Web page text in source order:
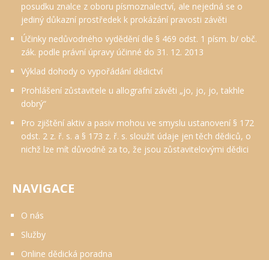
posudku znalce z oboru písmoznalectví, ale nejedná se o
jediný důkazní prostředek k prokázání pravosti závěti
Účinky nedůvodného vydědění dle § 469 odst. 1 písm. b/ obč.
zák. podle právní úpravy účinné do 31. 12. 2013
Výklad dohody o vypořádání dědictví
Prohlášení zůstavitele u allografní závěti „jo, jo, jo, takhle
dobrý“
Pro zjištění aktiv a pasiv mohou ve smyslu ustanovení § 172
odst. 2 z. ř. s. a § 173 z. ř. s. sloužit údaje jen těch dědiců, o
nichž lze mít důvodně za to, že jsou zůstavitelovými dědici
NAVIGACE
O nás
Služby
Online dědická poradna